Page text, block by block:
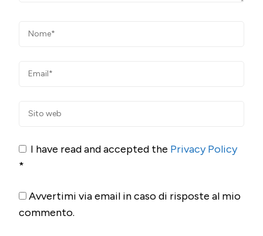
I have read and accepted the Privacy Policy
*
Avvertimi via email in caso di risposte al mio
commento.